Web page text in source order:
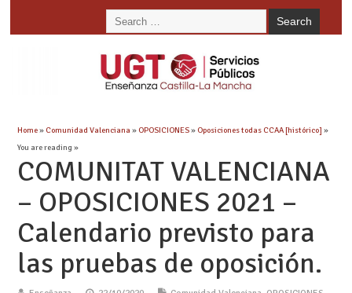
Home» Comunidad Valenciana » OPOSICIONES» Oposiciones todas CCAA [histórico] »
You are reading »
COMUNITAT VALENCIANA
– OPOSICIONES 2021 –
Calendario previsto para
las pruebas de oposición.